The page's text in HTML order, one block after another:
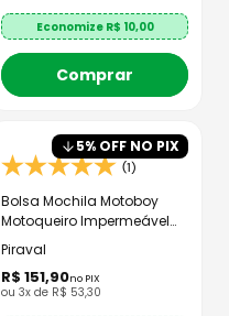
Economize R$ 10,00
Comprar
5% OFF NO PIX
(1)
Bolsa Mochila Motoboy
Motoqueiro Impermeável
Lona Resinada
Piraval
R$ 151,90no PIX
ou 3x de R$ 53,30